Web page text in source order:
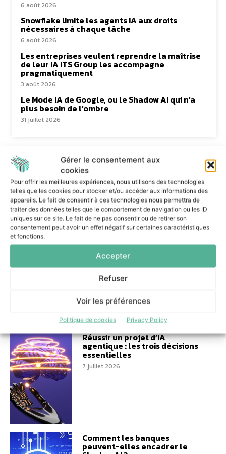
Gérer le consentement aux
cookies
Pour offrir les meilleures expériences, nous utilisons des technologies
telles que les cookies pour stocker et/ou accéder aux informations des
appareils. Le fait de consentir à ces technologies nous permettra de
traiter des données telles que le comportement de navigation ou les ID
uniques sur ce site. Le fait de ne pas consentir ou de retirer son
consentement peut avoir un effet négatif sur certaines caractéristiques
et fonctions.
Accepter
Refuser
Voir les préférences
Politique de cookies Privacy Policy
6 août 2026
Snowflake limite les agents IA aux droits
nécessaires à chaque tâche
6 août 2026
Les entreprises veulent reprendre la maîtrise
de leur IA ITS Group les accompagne
pragmatiquement
3 août 2026
Le Mode IA de Google, ou le Shadow AI qui n’a
plus besoin de l’ombre
31 juillet 2026
Dans la même catégorie
Shadow AI qui n’a plus besoin
de l’ombre
31 juillet 2026
Réussir un projet d’IA
agentique : les trois décisions
essentielles
7 juillet 2026
Comment les banques
peuvent-elles encadrer le